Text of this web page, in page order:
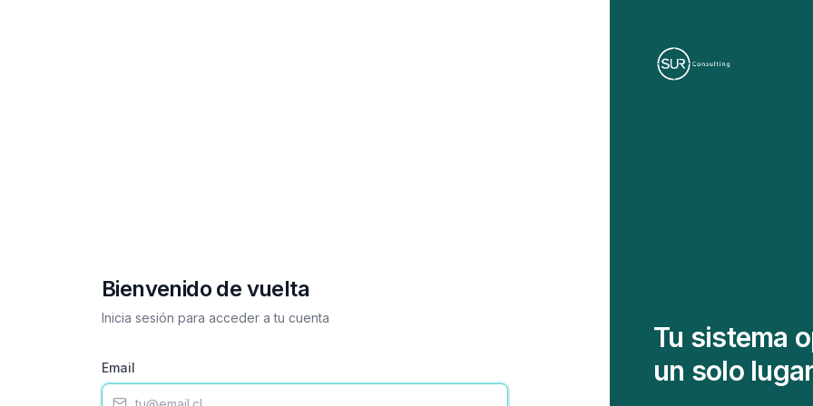
Bienvenido de vuelta
Inicia sesión para acceder a tu cuenta
Email
Tu sistema
un solo